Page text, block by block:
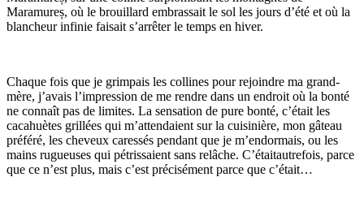
Maramureș, où le brouillard embrassait le sol les jours d’été et où la
blancheur infinie faisait s’arrêter le temps en hiver.
Chaque fois que je grimpais les collines pour rejoindre ma grand-
mère, j’avais l’impression de me rendre dans un endroit où la bonté
ne connaît pas de limites. La sensation de pure bonté, c’était les
cacahuètes grillées qui m’attendaient sur la cuisinière, mon gâteau
préféré, les cheveux caressés pendant que je m’endormais, ou les
mains rugueuses qui pétrissaient sans relâche. C’étaitautrefois, parce
que ce n’est plus, mais c’est précisément parce que c’était…